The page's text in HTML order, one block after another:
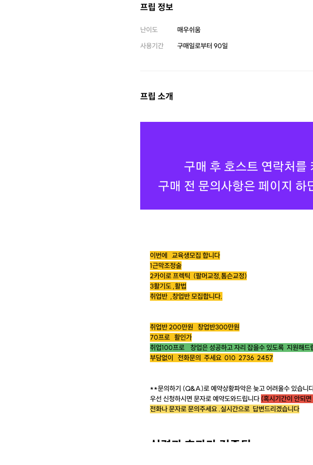
각이 드네요. 8회차 현재 오십견 증상이 많이
으로도 꾸준히 받아볼 생각이고, 몸에 좋은 것
다.
프립 정보
난이도
매우쉬움
사용기간
구매일로부터 90일
프립 소개
이번에 교육생모집 합니다
1근막조정술
2카이로 프렉틱 (팔머교정,톰슨교정)
3활기도 ,활법
취업반 ,창업반 모집합니다.
취업반 200만원 창업반300만원
70프로 활인가
취업100프로 창업은 성공하고 자리 잡을수 있도록 지원해드
부담없이 전화문의 주세요 010 2736 2457
**문의하기 (Q&A)로 예약상황파악은 늦고 어려울수 있습니
우선 신청하시면 문자로 예약도와드립니다 (혹시기간이 안되
전화나 문자로 문의주세요 .실시간으로 답변드리겠습니다
실력과 효과가 검증된